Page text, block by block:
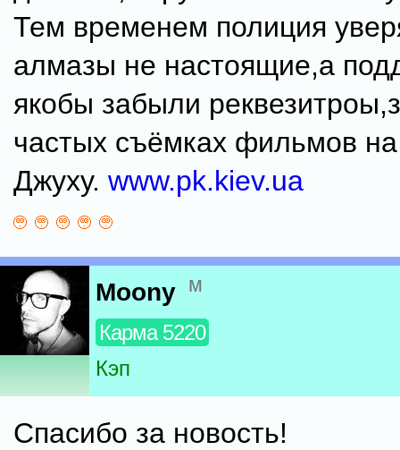
Тем временем полиция
алмазы не настоящие,а
якобы забыли
частых съёмках фильмов
Джуху. www.pk.kiev.ua
Moony м
Карма 5220
Кэп
Спасибо за новость!